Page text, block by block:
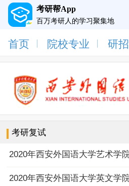
考研帮App
百万考研人的学习聚集地
首页 院校专业 研招
考研复试